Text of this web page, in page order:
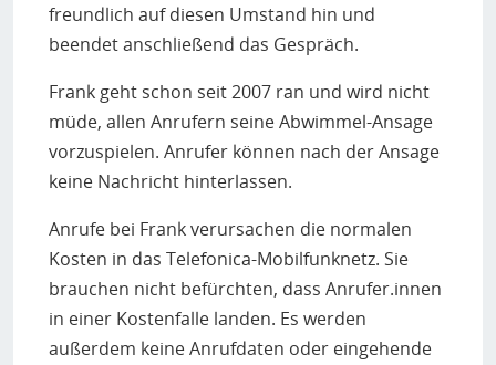
freundlich auf diesen Umstand hin und
beendet anschließend das Gespräch.
Frank geht schon seit 2007 ran und wird nicht
müde, allen Anrufern seine Abwimmel-Ansage
vorzuspielen. Anrufer können nach der Ansage
keine Nachricht hinterlassen.
Anrufe bei Frank verursachen die normalen
Kosten in das Telefonica-Mobilfunknetz. Sie
brauchen nicht befürchten, dass Anrufer.innen
in einer Kostenfalle landen. Es werden
außerdem keine Anrufdaten oder eingehende